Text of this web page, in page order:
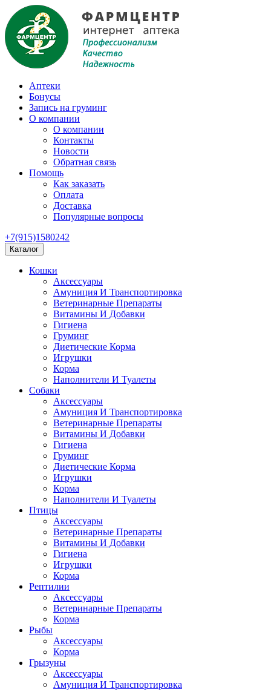
Аптеки
Бонусы
Запись на груминг
О компании
О компании
Контакты
Новости
Обратная связь
Помощь
Как заказать
Оплата
Доставка
Популярные вопросы
+7(915)1580242
Каталог
Кошки
Аксессуары
Амуниция И Транспортировка
Ветеринарные Препараты
Витамины И Добавки
Гигиена
Груминг
Диетические Корма
Игрушки
Корма
Наполнители И Туалеты
Собаки
Аксессуары
Амуниция И Транспортировка
Ветеринарные Препараты
Витамины И Добавки
Гигиена
Груминг
Диетические Корма
Игрушки
Корма
Наполнители И Туалеты
Птицы
Аксессуары
Ветеринарные Препараты
Витамины И Добавки
Гигиена
Игрушки
Корма
Рептилии
Аксессуары
Ветеринарные Препараты
Корма
Рыбы
Аксессуары
Корма
Грызуны
Аксессуары
Амуниция И Транспортировка